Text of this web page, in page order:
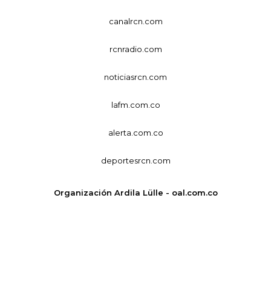
canalrcn.com
rcnradio.com
noticiasrcn.com
lafm.com.co
alerta.com.co
deportesrcn.com
Organización Ardila Lülle - oal.com.co